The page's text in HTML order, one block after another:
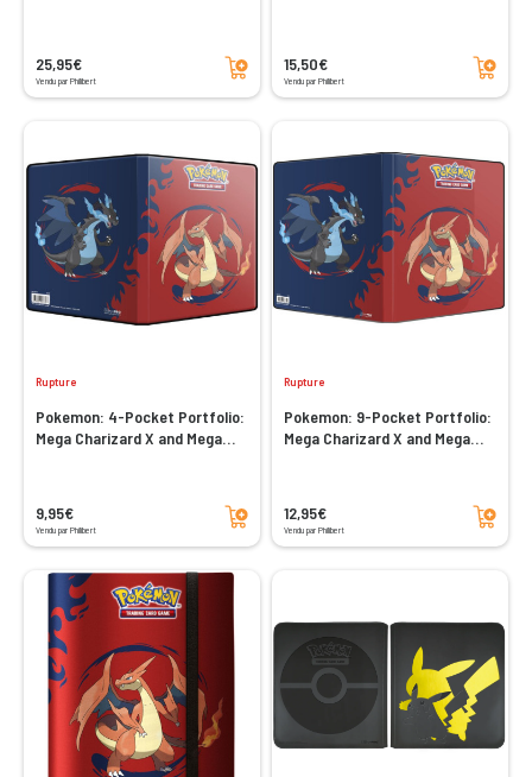
25,95€
Vendu par Philibert
Ajouter au panier 15,50€
Vendu par Philibert
Ajouter au panier
Rupture
Pokemon: 4-Pocket Portfolio:
Mega Charizard X and Mega
9,95€
Vendu par Philibert
Ajouter au panier
Rupture
Pokemon: 9-Pocket Portfolio:
Mega Charizard X and Mega
12,95€
Vendu par Philibert
Ajouter au panier